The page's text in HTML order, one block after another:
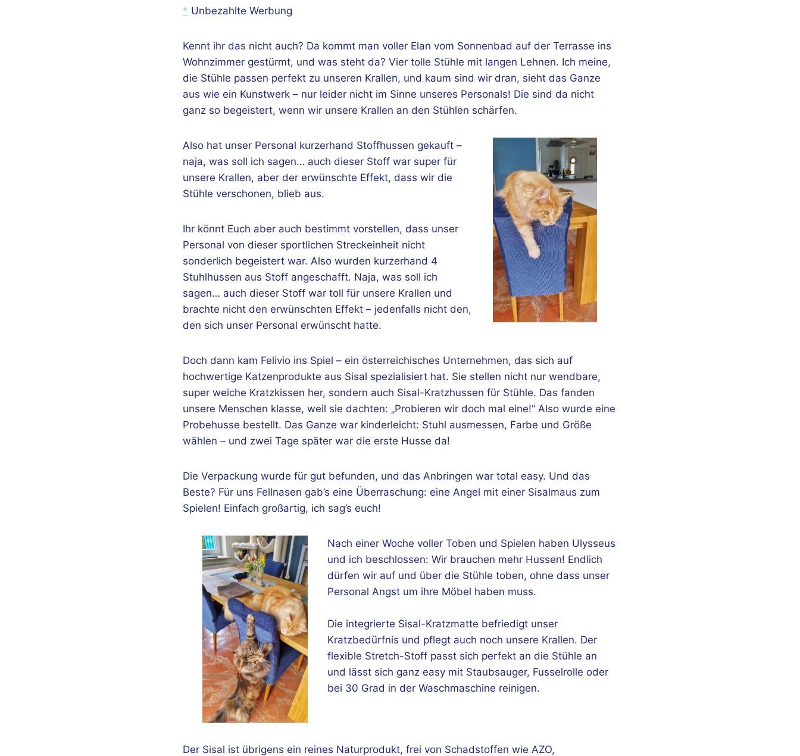
* Unbezahlte Werbung
Kennt ihr das nicht auch? Da kommt man voller Elan vom Sonnenbad auf der Terrasse ins
Wohnzimmer gestürmt, und was steht da? Vier tolle Stühle mit langen Lehnen. Ich meine,
die Stühle passen perfekt zu unseren Krallen, und kaum sind wir dran, sieht das Ganze
aus wie ein Kunstwerk – nur leider nicht im Sinne unseres Personals! Die sind da nicht
ganz so begeistert, wenn wir unsere Krallen an den Stühlen schärfen.
Also hat unser Personal kurzerhand Stoffhussen gekauft –
naja, was soll ich sagen… auch dieser Stoff war super für
unsere Krallen, aber der erwünschte Effekt, dass wir die
Stühle verschonen, blieb aus.
Ihr könnt Euch aber auch bestimmt vorstellen, dass unser
Personal von dieser sportlichen Streckeinheit nicht
sonderlich begeistert war. Also wurden kurzerhand 4
Stuhlhussen aus Stoff angeschafft. Naja, was soll ich
sagen… auch dieser Stoff war toll für unsere Krallen und
brachte nicht den erwünschten Effekt – jedenfalls nicht den,
den sich unser Personal erwünscht hatte.
Doch dann kam Felivio ins Spiel – ein österreichisches Unternehmen, das sich auf
hochwertige Katzenprodukte aus Sisal spezialisiert hat. Sie stellen nicht nur wendbare,
super weiche Kratzkissen her, sondern auch Sisal-Kratzhussen für Stühle. Das fanden
unsere Menschen klasse, weil sie dachten: „Probieren wir doch mal eine!“ Also wurde eine
Probehusse bestellt. Das Ganze war kinderleicht: Stuhl ausmessen, Farbe und Größe
wählen – und zwei Tage später war die erste Husse da!
Die Verpackung wurde für gut befunden, und das Anbringen war total easy. Und das
Beste? Für uns Fellnasen gab’s eine Überraschung: eine Angel mit einer Sisalmaus zum
Spielen! Einfach großartig, ich sag’s euch!
Nach einer Woche voller Toben und Spielen haben Ulysseus
und ich beschlossen: Wir brauchen mehr Hussen! Endlich
dürfen wir auf und über die Stühle toben, ohne dass unser
Personal Angst um ihre Möbel haben muss.
Die integrierte Sisal-Kratzmatte befriedigt unser
Kratzbedürfnis und pflegt auch noch unsere Krallen. Der
flexible Stretch-Stoff passt sich perfekt an die Stühle an
und lässt sich ganz easy mit Staubsauger, Fusselrolle oder
bei 30 Grad in der Waschmaschine reinigen.
Der Sisal ist übrigens ein reines Naturprodukt, frei von Schadstoffen wie AZO,